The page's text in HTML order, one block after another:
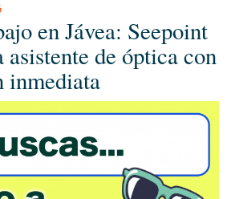
en Jávea: Seepoint
asistente de óptica con
inmediata